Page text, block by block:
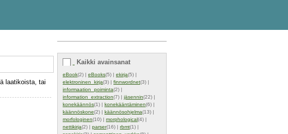
laatikoista, tai
Kaikki avainsanat
eBook(2) | eBooks(5) | ekirja(5) |
elektroninen_kirja(3) | finnwordnet(3) |
informaation_poiminta(2) |
information_extraction(7) | jäsennin(22) |
konekäännös(1) | konekääntäminen(6) |
käännöskone(2) | käännösohjelma(13) |
morfologinen(10) | morphological(4) |
nettikirja(2) | parser(16) | rbmt(1) |